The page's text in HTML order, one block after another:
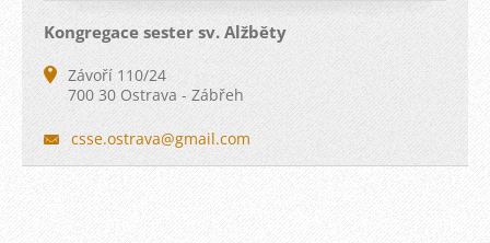
Kongregace sester sv. Alžběty
Závoří 110/24
700 30 Ostrava - Zábřeh
csse.ostrava@gmail.com